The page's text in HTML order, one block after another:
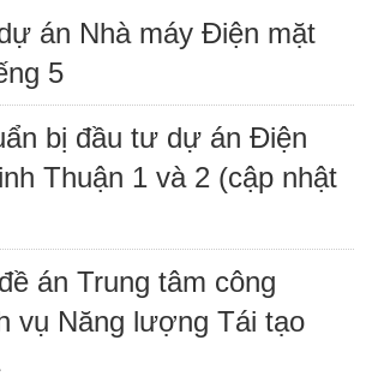
án Nhà máy Điện mặt
5
bị đầu tư dự án Điện
Thuận 1 và 2 (cập nhật
án Trung tâm công
vụ Năng lượng Tái tạo